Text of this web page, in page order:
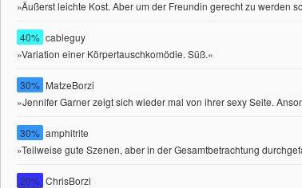
»Äußerst leichte Kost. Aber um der Freundin gerecht zu werden
40% cableguy
»Variation einer Körpertauschkomödie. Süß.«
30% MatzeBorzi
»Jennifer Garner zeigt sich wieder mal von ihrer sexy Seite.
30% amphitrite
»Teilweise gute Szenen, aber in der Gesamtbetrachtung
20% ChrisBorzi